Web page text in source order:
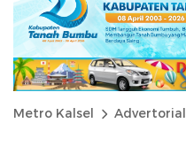
Metro Kalsel Advertorial